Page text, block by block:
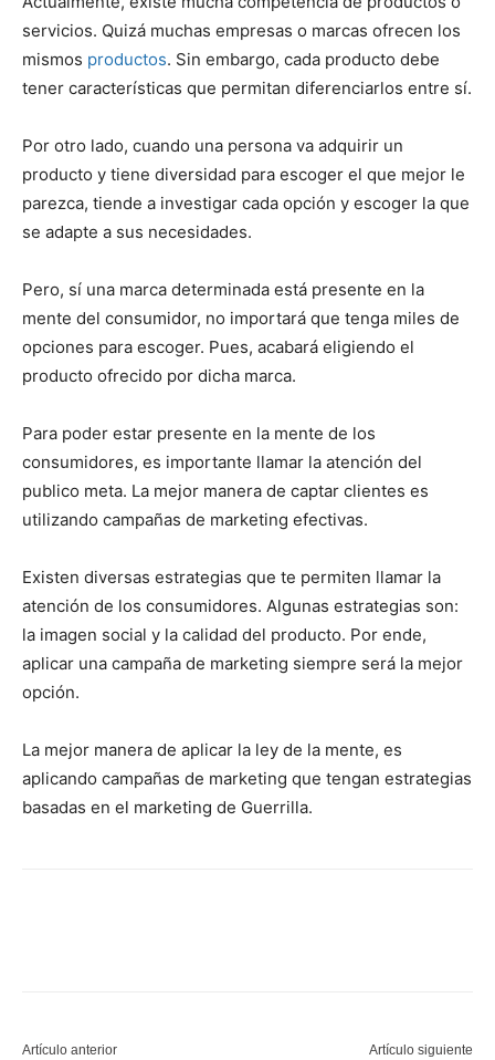
servicios. Quizá muchas empresas o marcas ofrecen los
mismos productos. Sin embargo, cada producto debe
tener características que permitan diferenciarlos entre sí.
Por otro lado, cuando una persona va adquirir un
producto y tiene diversidad para escoger el que mejor le
parezca, tiende a investigar cada opción y escoger la que
se adapte a sus necesidades.
Pero, sí una marca determinada está presente en la
mente del consumidor, no importará que tenga miles de
opciones para escoger. Pues, acabará eligiendo el
producto ofrecido por dicha marca.
Para poder estar presente en la mente de los
consumidores, es importante llamar la atención del
publico meta. La mejor manera de captar clientes es
utilizando campañas de marketing efectivas.
Existen diversas estrategias que te permiten llamar la
atención de los consumidores. Algunas estrategias son:
la imagen social y la calidad del producto. Por ende,
aplicar una campaña de marketing siempre será la mejor
opción.
La mejor manera de aplicar la ley de la mente, es
aplicando campañas de marketing que tengan estrategias
basadas en el marketing de Guerrilla.
Artículo anterior Artículo siguiente